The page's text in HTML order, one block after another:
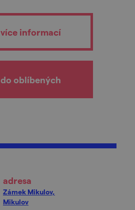
více informací
do oblíbených
adresa
Zámek Mikulov,
Mikulov